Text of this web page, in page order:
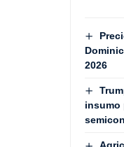
2026
insumo